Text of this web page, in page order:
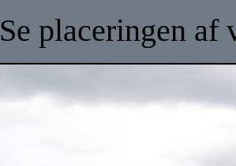
Se placeringen af